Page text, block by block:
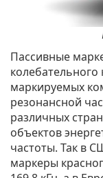
Пассивные
колебательного
маркируемых
резонансной
различных
объектов
частоты. Так в
маркеры